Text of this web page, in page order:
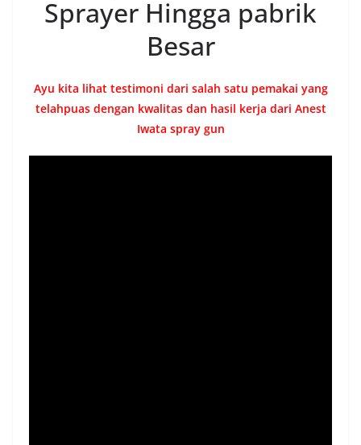
Sprayer Hingga pabrik
Besar
Ayu kita lihat testimoni dari salah satu pemakai yang
telahpuas dengan kwalitas dan hasil kerja dari Anest
Iwata spray gun